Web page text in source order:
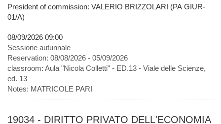
President of commission: VALERIO BRIZZOLARI (PA GIUR-
01/A)
08/09/2026 09:00
Sessione autunnale
Reservation: 08/08/2026 - 05/09/2026
classroom: Aula "Nicola Colletti" - ED.13 - Viale delle Scienze,
ed. 13
Notes: MATRICOLE PARI
19034 - DIRITTO PRIVATO DELL'ECONOMIA